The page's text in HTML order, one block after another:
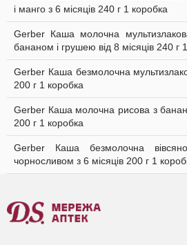
і манго з 6 місяців 240 г 1 коробка
Gerber Каша молочна
бананом і грушею від 8 місяців 240 г
Gerber Каша безмолочна
200 г 1 коробка
Gerber Каша молочна рисова з
200 г 1 коробка
Gerber Каша безмолочна
чорносливом з 6 місяців 200 г 1